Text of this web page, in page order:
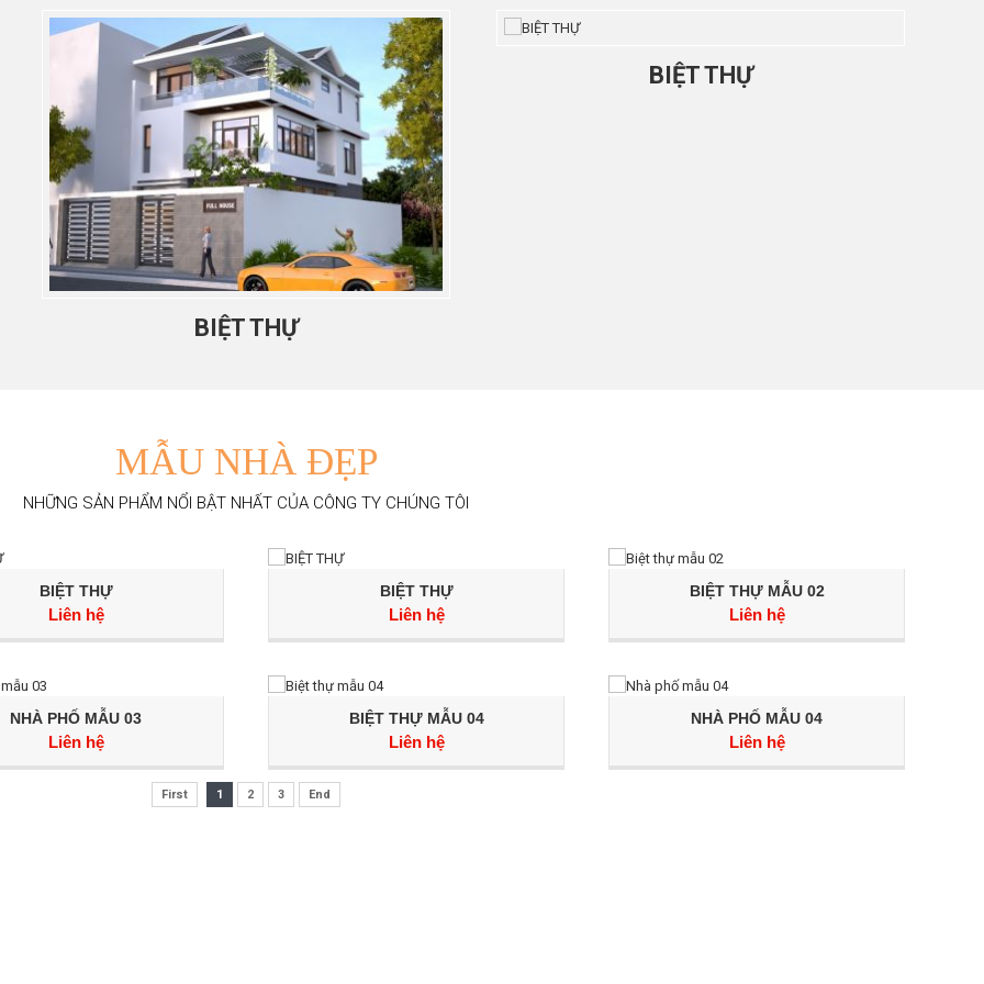
BIỆT THỰ
BIỆT THỰ
MẪU NHÀ ĐẸP
NHỮNG SẢN PHẨM NỔI BẬT NHẤT CỦA CÔNG TY CHÚNG TÔI
BIỆT THỰ
Liên hệ
BIỆT THỰ
Liên hệ
BIỆT THỰ MẪU 02
Liên hệ
NHÀ PHỐ MẪU 03
Liên hệ
BIỆT THỰ MẪU 04
Liên hệ
NHÀ PHỐ MẪU 04
Liên hệ
First 1 2 3 End